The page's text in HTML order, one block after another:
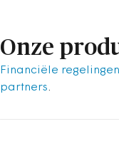
Onze
Financiële
partners.